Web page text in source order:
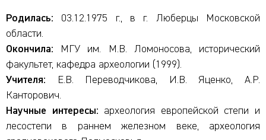
Родилась: 03.12.1975 г., в г. Люберцы Московской
области.
Окончила: МГУ им. М.В. Ломоносова, исторический
факультет, кафедра археологии (1999).
Учителя: Е.В. Переводчикова, И.В. Яценко, А.Р.
Канторович.
Научные интересы: археология европейской степи и
лесостепи в раннем железном веке, археология